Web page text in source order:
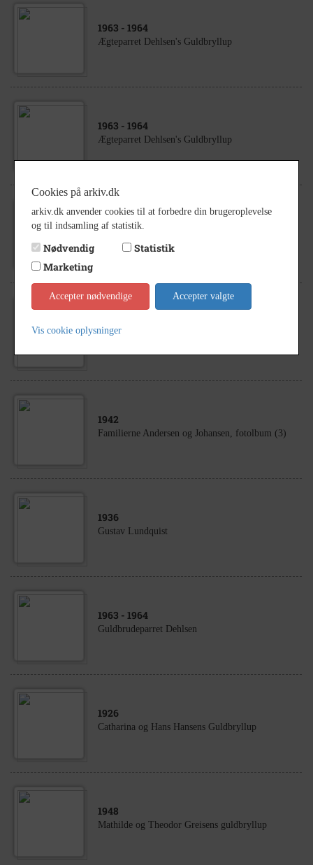
1963 - 1964
Ægteparret Dehlsen's Guldbryllup
1963 - 1964
Ægteparret Dehlsen's Guldbryllup
1931
Guldbrudeparret Dehlsen
1942
Familierne Andersen og Johansen, fotolbum (3)
1936
Gustav Lundquist
1963 - 1964
Guldbrudeparret Dehlsen
1926
Catharina og Hans Hansens Guldbryllup
1948
Mathilde og Theodor Greisens guldbryllup
Cookies på arkiv.dk
arkiv.dk anvender cookies til at forbedre din brugeroplevelse
og til indsamling af statistik.
Nødvendig
Statistik
Marketing
Accepter nødvendige Accepter valgte
Vis cookie oplysninger